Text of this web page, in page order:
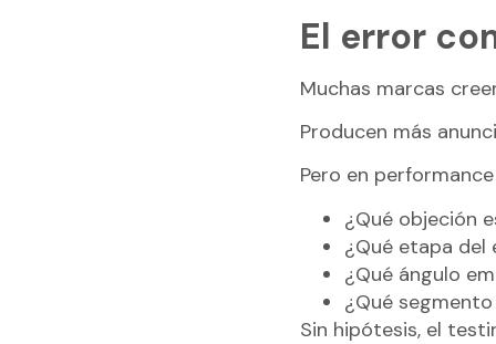
El error
Muchas marcas
Producen más
Pero en
¿Qué objeción
¿Qué etapa
¿Qué ángulo
¿Qué
Sin hipótesis, el